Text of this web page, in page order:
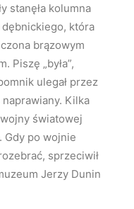
stanęła kolumna
która
brązowym
Piszę „była”,
ulegał przez
Kilka
światowej
Gdy po wojnie
sprzeciwił
Jerzy Dunin